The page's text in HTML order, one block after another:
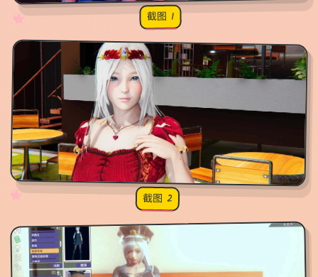
✧♡★ 截图 1
✧
♡
★
♥ 截图 2